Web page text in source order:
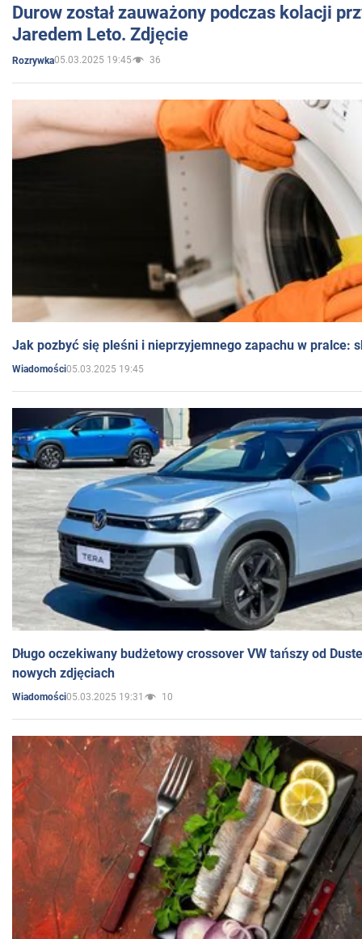
Durow został zauważony podczas kolacji
Jaredem Leto. Zdjęcie
Rozrywka05.03.2025 19:45 36
Jak pozbyć się pleśni i nieprzyjemnego zapachu w pralce:
Wiadomości05.03.2025 19:45
Długo oczekiwany budżetowy crossover VW tańszy od
nowych zdjęciach
Wiadomości05.03.2025 19:31 10